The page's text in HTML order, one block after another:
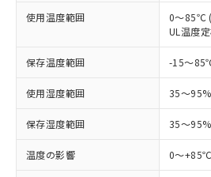
使用温度範囲
0～85℃ (
UL温度
保存温度範囲 -15～
使用湿度範囲 35～
保存湿度範囲 35～
温度の影響 0～
ご利用条件
以下の条件をお読みいただ
ご利用ください。
本サービスは、当社
商品の当社在庫状況
(税抜)を提供させてい
対応予定：EU RoHS指令（
有に対応した製品に切り替
商品です。
対応予定なし：EU RoHS
非含有に非対応の商品で、
調査・確認中：EU RoHS指
非含有の対応状況を調査中
商品です。
非該当品：ライセンス料な
※1 中国RoHS○×表
「○」：最大均質材料含有